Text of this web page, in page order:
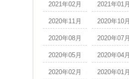
2021年02月 2021年01月
2020年11月 2020年10月
2020年08月 2020年07月
2020年05月 2020年04月
2020年02月 2020年01月